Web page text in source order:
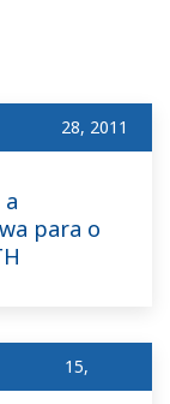
28, 2011
para o
15,